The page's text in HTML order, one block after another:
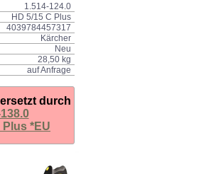
1.514-124.0
HD 5/15 C Plus
4039784457317
Kärcher
Neu
28,50 kg
auf Anfrage
durch
Plus *EU